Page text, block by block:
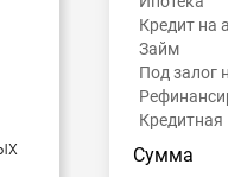
Кредит на
Займ
Под залог
Кредитная
Сумма